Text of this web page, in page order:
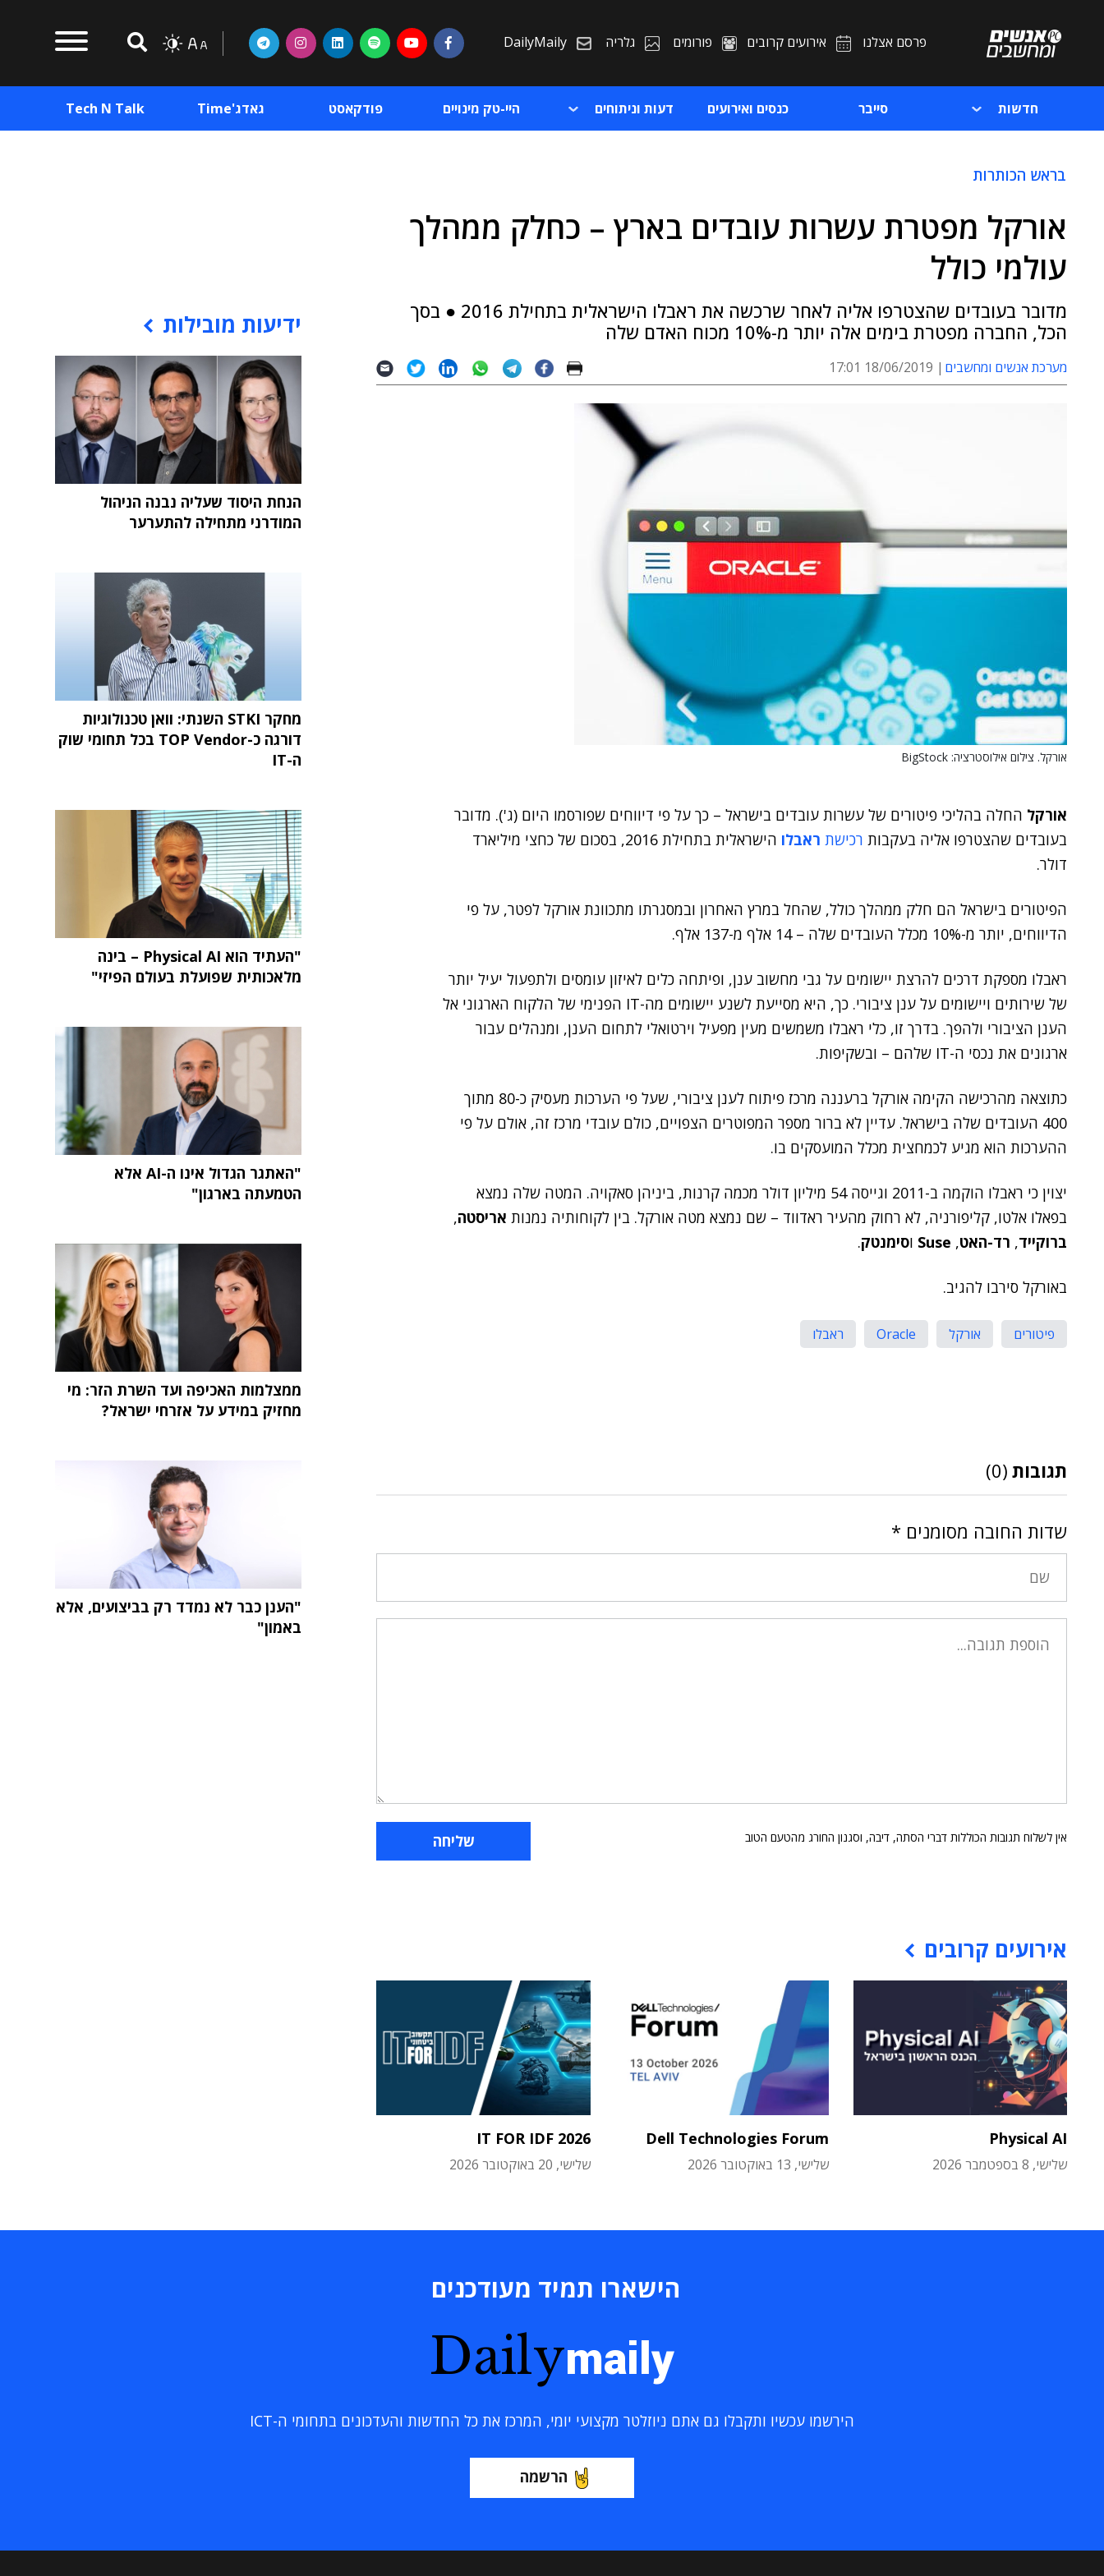
פרסם אצלנו אירועים קרובים פורומים גלריה DailyMaily
חדשות סייבר כנסים ואירועים דעות וניתוחים היי-טק מינויים פודקאסט גאדג'Time Tech N Talk
בראש הכותרות
אורקל מפטרת עשרות עובדים בארץ – כחלק ממהלך
עולמי כולל
מדובר בעובדים שהצטרפו אליה לאחר שרכשה את ראבלו הישראלית בתחילת 2016 ● בסך
הכל, החברה מפטרת בימים אלה יותר מ-10% מכוח האדם שלה
מערכת אנשים ומחשבים 18/06/2019 17:01
אורקל. צילום אילוסטרציה: BigStock
אורקל החלה בהליכי פיטורים של עשרות עובדים בישראל – כך על פי דיווחים שפורסמו היום (ג'). מדובר
בעובדים שהצטרפו אליה בעקבות רכישת ראבלו
הישראלית בתחילת 2016, בסכום של כחצי מיליארד
דולר.
הפיטורים בישראל הם חלק ממהלך כולל, שהחל במרץ האחרון ובמסגרתו מתכוונת אורקל לפטר, על פי
הדיווחים, יותר מ-10% מכלל העובדים שלה – 14 אלף מ-137 אלף.
ראבלו מספקת דרכים להרצת יישומים על גבי מחשוב ענן, ופיתחה כלים לאיזון עומסים ולתפעול יעיל יותר
של שירותים ויישומים על ענן ציבורי. כך, היא מסייעת לשנע יישומים מה-IT הפנימי של הלקוח הארגוני אל
הענן הציבורי ולהפך. בדרך זו, כלי ראבלו משמשים מעין מפעיל וירטואלי לתחום הענן, ומנהלים עבור
ארגונים את נכסי ה-IT שלהם – ובשקיפות.
כתוצאה מהרכישה הקימה אורקל ברעננה מרכז פיתוח לענן ציבורי, שעל פי הערכות מעסיק כ-80 מתוך
400 העובדים שלה בישראל. עדיין לא ברור מספר המפוטרים הצפויים, כולם עובדי מרכז זה, אולם על פי
ההערכות הוא מגיע לכמחצית מכלל המועסקים בו.
יצוין כי ראבלו הוקמה ב-2011 וגייסה 54 מיליון דולר מכמה קרנות, ביניהן סאקויה. המטה שלה נמצא
בפאלו אלטו, קליפורניה, לא רחוק מהעיר ראדווד – שם נמצא מטה אורקל. בין לקוחותיה נמנות אריסטה,
ברוקייד, רד-האט,
Suse וסימנטק.
באורקל סירבו להגיב.
פיטורים אורקל Oracle ראבלו
תגובות (0)
שדות החובה מסומנים *
אין לשלוח תגובות הכוללות דברי הסתה, דיבה, וסגנון החורג מהטעם הטוב
אירועים קרובים
Physical AI
שלישי, 8 בספטמבר 2026
Dell Technologies Forum
שלישי, 13 באוקטובר 2026
IT FOR IDF 2026
שלישי, 20 באוקטובר 2026
ידיעות מובילות
הנחת היסוד שעליה נבנה הניהול
המודרני מתחילה להתערער
מחקר STKI השנתי: וואן טכנולוגיות
דורגה כ-TOP Vendor בכל תחומי שוק
ה-IT
"העתיד הוא Physical AI – בינה
מלאכותית שפועלת בעולם הפיזי"
"האתגר הגדול אינו ה-AI אלא
הטמעתה בארגון"
ממצלמות האכיפה ועד השרת הזר: מי
מחזיק במידע על אזרחי ישראל?
"הענן כבר לא נמדד רק בביצועים, אלא
באמון"
הישארו תמיד מעודכנים
Dailymaily
הירשמו עכשיו ותקבלו גם אתם ניוזלטר מקצועי יומי, המרכז את כל החדשות והעדכונים בתחומי ה-ICT
הרשמה